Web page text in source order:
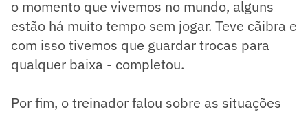
o momento que vivemos no mundo, alguns
estão há muito tempo sem jogar. Teve cãibra e
com isso tivemos que guardar trocas para
qualquer baixa - completou.
Por fim, o treinador falou sobre as situações